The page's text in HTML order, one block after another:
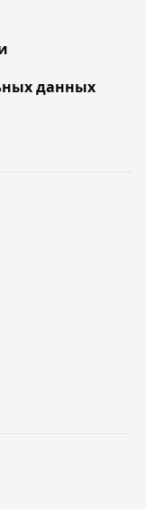
данных